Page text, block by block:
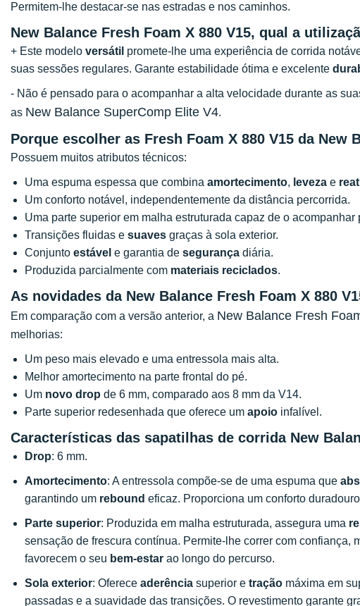
Permitem-lhe destacar-se nas estradas e nos caminhos.
New Balance Fresh Foam X 880 V15, qual a
+ Este modelo versátil promete-lhe uma experiência de corrida
suas sessões regulares. Garante estabilidade ótima e excelente
- Não é pensado para o acompanhar a alta velocidade durante as
as New Balance SuperComp Elite V4.
Porque escolher as Fresh Foam X 880 V15 da New
Possuem muitos atributos técnicos:
Uma espuma espessa que combina amortecimento, leveza e
Um conforto notável, independentemente da distância percorrida.
Uma parte superior em malha estruturada capaz de o acompanhar
Transições fluidas e suaves graças à sola exterior.
Conjunto estável e garantia de segurança diária.
Produzida parcialmente com materiais reciclados.
As novidades da New Balance Fresh Foam X 880
Em comparação com a versão anterior, a New Balance Fresh
melhorias:
Um peso mais elevado e uma entressola mais alta.
Melhor amortecimento na parte frontal do pé.
Um novo drop de 6 mm, comparado aos 8 mm da V14.
Parte superior redesenhada que oferece um apoio infalível.
Características das sapatilhas de corrida New
Drop: 6 mm.
Amortecimento: A entressola compõe-se de uma espuma que
garantindo um rebound eficaz. Proporciona um conforto
Parte superior: Produzida em malha estruturada, assegura uma
sensação de frescura contínua. Permite-lhe correr com confiança,
favorecem o seu bem-estar ao longo do percurso.
Sola exterior: Oferece aderência superior e tração máxima em
passadas e a suavidade das transições. O revestimento garante